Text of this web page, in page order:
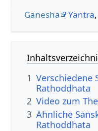
Ganesha Yantra
1 Verschiedene
Rathoddhata
2 Video zum
3 Ähnliche
Rathoddhata